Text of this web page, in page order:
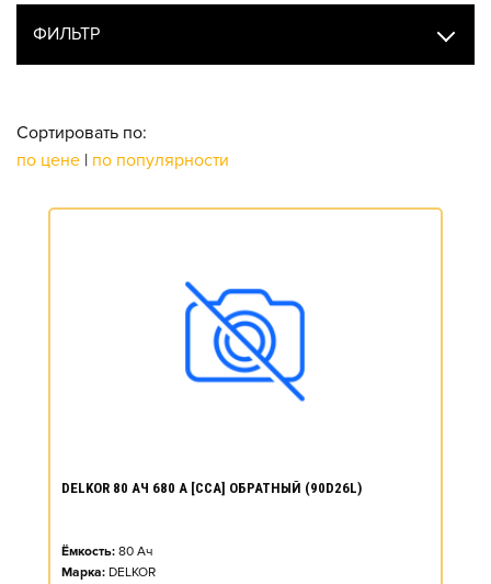
ФИЛЬТР
Сортировать по:
по цене | по популярности
DELKOR 80 АЧ 680 А [CCA] ОБРАТНЫЙ (90D26L)
Ёмкость: 80 Ач
Марка: DELKOR